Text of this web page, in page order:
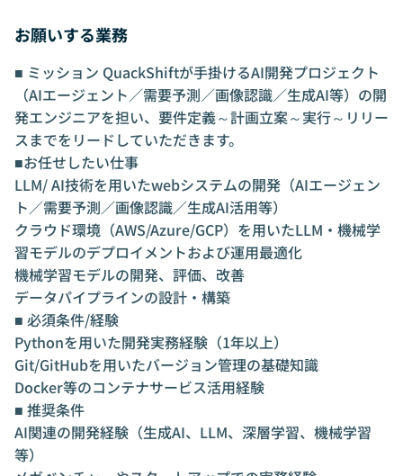
お願いする業務
■ ミッション QuackShiftが手掛けるAI開発プロジェクト
（AIエージェント／需要予測／画像認識／生成AI等）の開
発エンジニアを担い、要件定義～計画立案～実行～リリー
スまでをリードしていただきます。
■お任せしたい仕事
LLM/ AI技術を用いたwebシステムの開発（AIエージェン
ト／需要予測／画像認識／生成AI活用等）
クラウド環境（AWS/Azure/GCP）を用いたLLM・機械学
習モデルのデプロイメントおよび運用最適化
機械学習モデルの開発、評価、改善
データパイプラインの設計・構築
■ 必須条件/経験
Pythonを用いた開発実務経験（1年以上）
Git/GitHubを用いたバージョン管理の基礎知識
Docker等のコンテナサービス活用経験
■ 推奨条件
AI関連の開発経験（生成AI、LLM、深層学習、機械学習
等）